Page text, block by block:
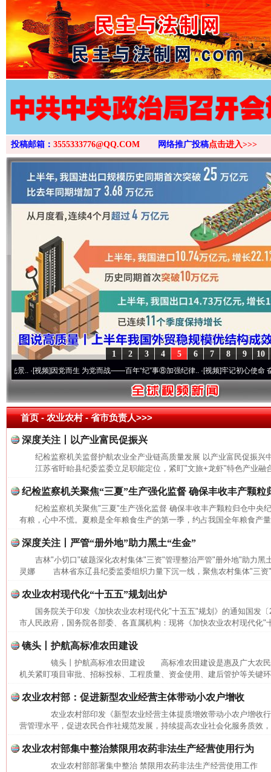
>
投稿邮箱： 3555333776@QQ.COM 网络推广投稿点击进入>>>
10
9
8
7
6
5
4
3
2
1
·[视频]因党而生 为党而战——百年“纪”事⑧加强纪律..·[视频]牢记初心使命 奋进复
首页- 农业农村 -省市负责人>>>
深度关注丨以产业富民促振兴
纪检监察机关监督护航农业全产业链高质量发展 以产业富民促振兴
江苏省盱眙县纪委监委立足职能定位，紧盯"文旅+龙虾"特色产业融
纪检监察机关聚焦“三夏”生产强化监督 确保丰收丰产颗粒
纪检监察机关聚焦"三夏"生产强化监督 确保丰收丰产颗粒归仓中
有粮，心中不慌。夏粮是全年粮食生产的第一季，约占我国全年粮食产
深度关注丨严管“册外地”助力黑土“生金”
吉林"小切口"破题深化农村集体"三资"管理整治严管"册外地"助力黑
灵娜 吉林省东辽县纪委监委组织力量下沉一线，聚焦农村集体"三资
农业农村现代化“十五五”规划出炉
国务院关于印发《加快农业农村现代化"十五五"规划》的通知国发
市人民政府，国务院各部委、各直属机构：现将《加快农业农村现代化"
镜头丨护航高标准农田建设
镜头丨护航高标准农田建设 高标准农田建设是惠及广大农民
机关紧盯项目审批、招标投标、工程质量、资金使用、建后管护等关键
农业农村部：促进新型农业经营主体带动小农户增收
农业农村部印发《新型农业经营主体提质增效带动小农户增收
营管理水平，促进农民合作社规范发展，持续提高农业社会化服务质效
农业农村部集中整治禁限用农药非法生产经营使用行为
农业农村部部署集中整治 禁限用农药非法生产经营使用工作
网上购药对药下症？
这是一记警钟！ 谢